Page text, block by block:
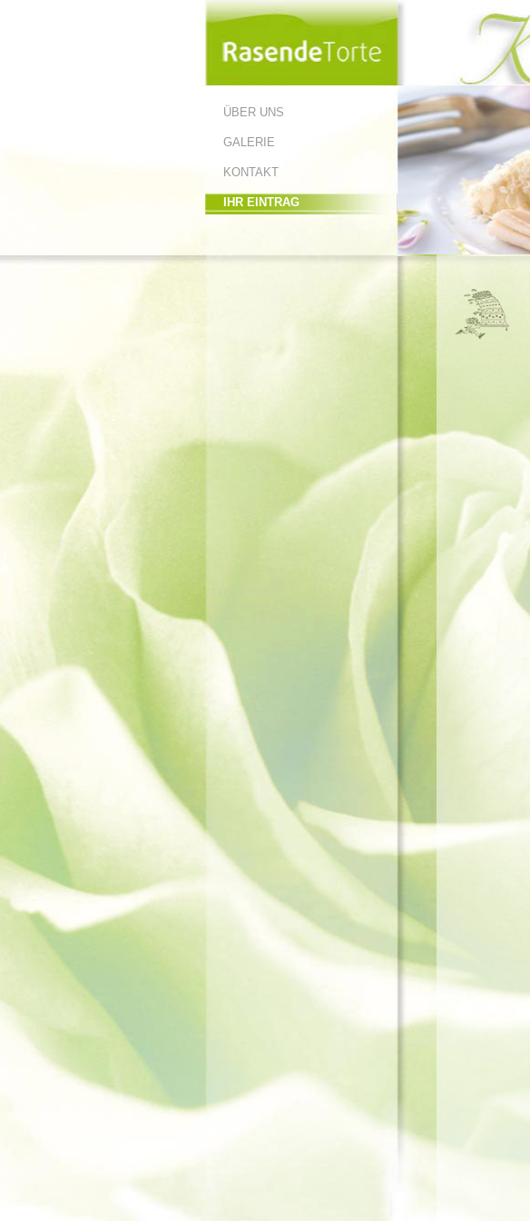
ÜBER UNS
GALERIE
KONTAKT
IHR EINTRAG